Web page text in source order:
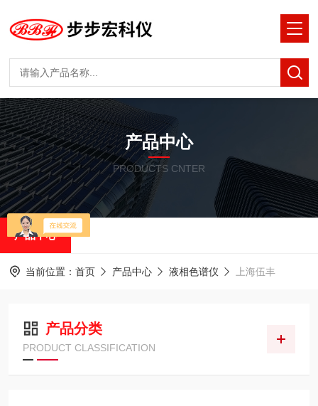
产品中心
PRODUCTS CNTER
产品中心
当前位置： 首页 产品中心 液相色谱仪 上海伍丰
产品分类
PRODUCT CLASSIFICATION